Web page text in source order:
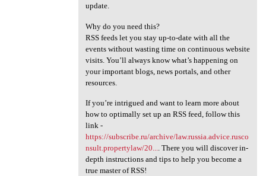
update.
Why do you need this?
RSS feeds let you stay up-to-date with all the
events without wasting time on continuous website
visits. You’ll always know what’s happening on
your important blogs, news portals, and other
resources.
If you’re intrigued and want to learn more about
how to optimally set up an RSS feed, follow this
link -
https://subscribe.ru/archive/law.russia.advice.rusco
nsult.propertylaw/20.... There you will discover in-
depth instructions and tips to help you become a
true master of RSS!